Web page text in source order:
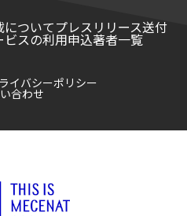
ついてプレスリリース送付
スの利用申込著者一覧
イバシーポリシー
合わせ